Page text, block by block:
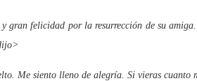
felicidad por la resurrección de su amiga.
Me siento lleno de alegría. Si vieras cuanto